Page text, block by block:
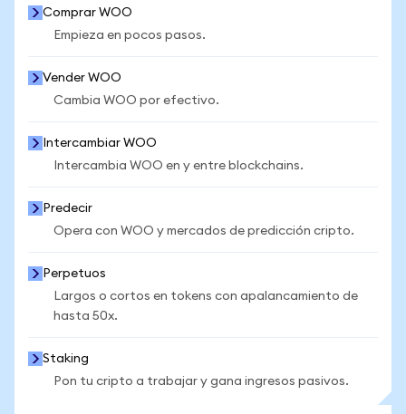
Comprar WOO
Empieza en pocos pasos.
Vender WOO
Cambia WOO por efectivo.
Intercambiar WOO
Intercambia WOO en y entre blockchains.
Predecir
Opera con WOO y mercados de predicción cripto.
Perpetuos
Largos o cortos en tokens con apalancamiento de
hasta 50x.
Staking
Pon tu cripto a trabajar y gana ingresos pasivos.